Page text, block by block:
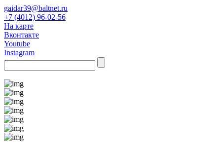
gaidar39@baltnet.ru
+7 (4012) 96-02-56
На карте
Вконтакте
Youtube
Instagram